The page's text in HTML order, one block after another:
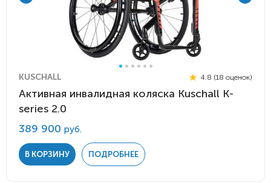
KUSCHALL 4.8 (18 оценок)
Активная инвалидная коляска Kuschall K-
series 2.0
389 900 руб.
В КОРЗИНУ ПОДРОБНЕЕ